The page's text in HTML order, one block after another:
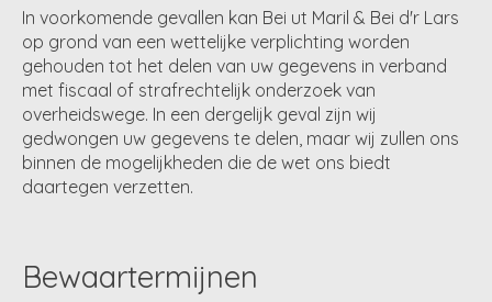
In voorkomende gevallen kan Bei ut Maril & Bei d'r Lars
op grond van een wettelijke verplichting worden
gehouden tot het delen van uw gegevens in verband
met fiscaal of strafrechtelijk onderzoek van
overheidswege. In een dergelijk geval zijn wij
gedwongen uw gegevens te delen, maar wij zullen ons
binnen de mogelijkheden die de wet ons biedt
daartegen verzetten.
Bewaartermijnen